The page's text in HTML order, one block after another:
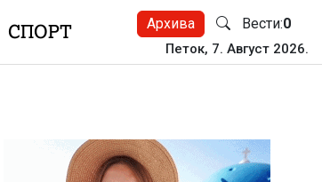
СПОРТ Архива Вести:0
Петок, 7. Август 2026.